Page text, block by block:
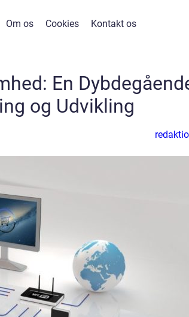
Om os Cookies Kontakt os
En
og Udvikling